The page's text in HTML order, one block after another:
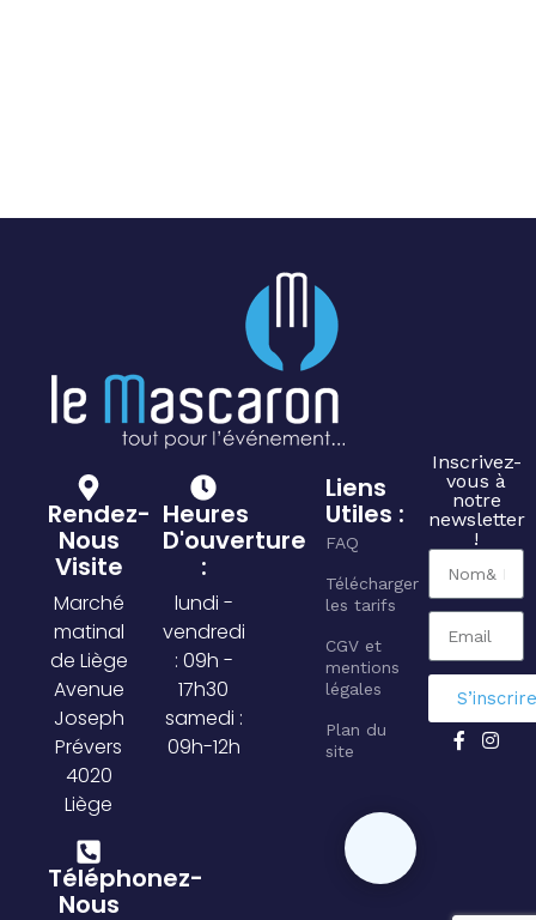
Rendez-
Nous
Visite
Marché
matinal
de Liège
Avenue
Joseph
Prévers
4020
Liège
Téléphonez-
Nous
Heures
D'ouverture
:
lundi -
vendredi
: 09h -
17h30
samedi :
09h-12h
Liens
Utiles :
FAQ
Télécharger
les tarifs
CGV et
mentions
légales
Plan du
site
Inscrivez-
vous à
notre
newsletter
!